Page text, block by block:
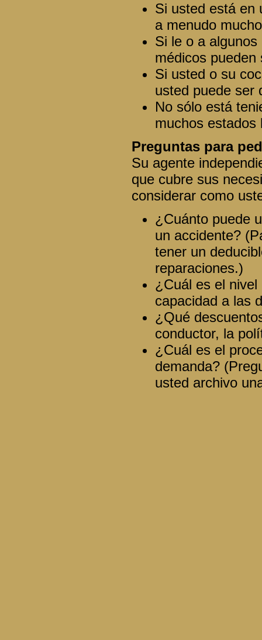
Si usted está en
a menudo
Si le o a
médicos
Si usted o su
usted puede ser
No sólo está
muchos estados
Preguntas para
Su agente
que cubre sus
considerar como
¿Cuánto puede
un accidente?
tener un
reparaciones.)
¿Cuál es el
capacidad a las
¿Qué
conductor, la
¿Cuál es el
demanda?
usted archivo